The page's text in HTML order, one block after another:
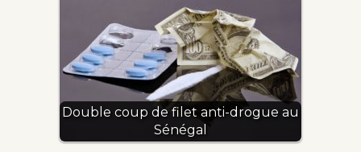
Double coup de filet anti-drogue au
Sénégal